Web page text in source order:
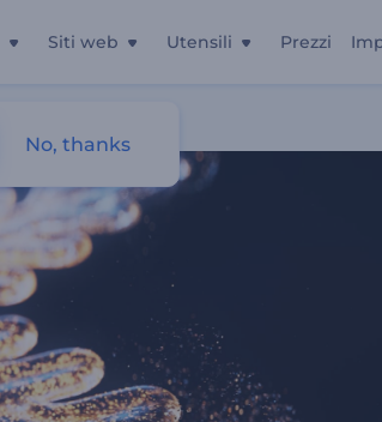
Siti web Utensili Prezzi
No, thanks